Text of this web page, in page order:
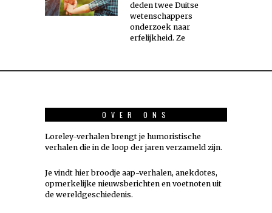
deden twee Duitse
wetenschappers
onderzoek naar
erfelijkheid. Ze
OVER ONS
Loreley-verhalen brengt je humoristische
verhalen die in de loop der jaren verzameld zijn.
Je vindt hier broodje aap-verhalen, anekdotes,
opmerkelijke nieuwsberichten en voetnoten uit
de wereldgeschiedenis.